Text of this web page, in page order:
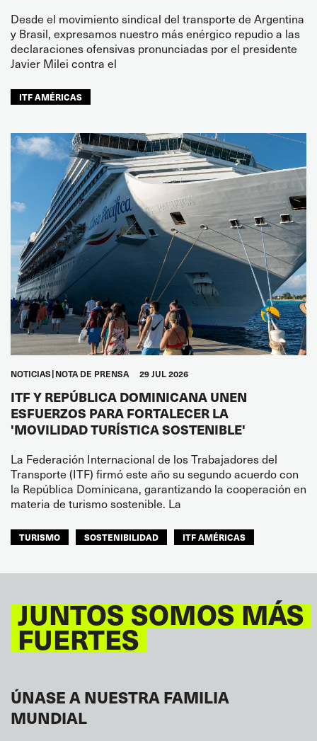
Desde el movimiento sindical del transporte de Argentina
y Brasil, expresamos nuestro más enérgico repudio a las
declaraciones ofensivas pronunciadas por el presidente
Javier Milei contra el
ITF AMÉRICAS
NOTICIAS NOTA DE PRENSA 29 JUL 2026
ITF Y REPÚBLICA DOMINICANA UNEN
ESFUERZOS PARA FORTALECER LA
'MOVILIDAD TURÍSTICA SOSTENIBLE'
La Federación Internacional de los Trabajadores del
Transporte (ITF) firmó este año su segundo acuerdo con
la República Dominicana, garantizando la cooperación en
materia de turismo sostenible. La
TURISMO SOSTENIBILIDAD ITF AMÉRICAS
JUNTOS SOMOS MÁS
FUERTES
ÚNASE A NUESTRA FAMILIA
MUNDIAL